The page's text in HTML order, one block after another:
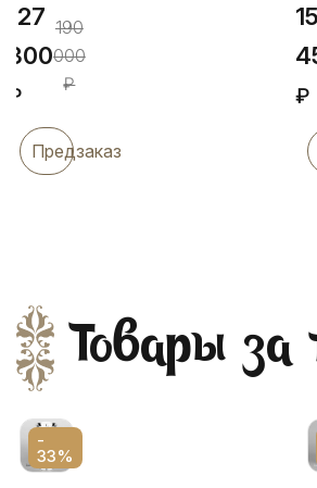
127
300
₽
190
000
₽
Предзаказ
₽
Товары за
-
33%